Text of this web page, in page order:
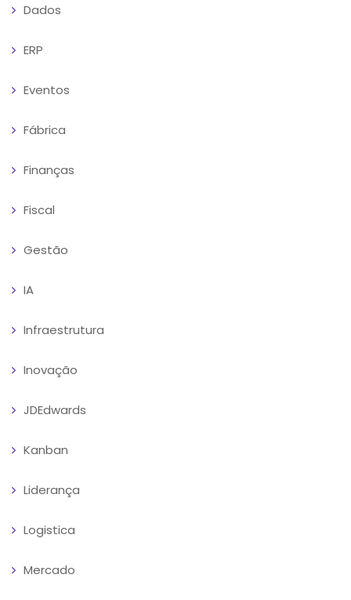
Dados
ERP
Eventos
Fábrica
Finanças
Fiscal
Gestão
IA
Infraestrutura
Inovação
JDEdwards
Kanban
Liderança
Logistica
Mercado